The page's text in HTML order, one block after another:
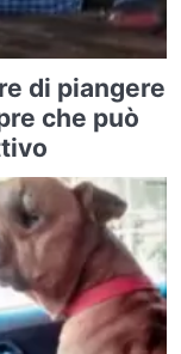
di piangere
che può